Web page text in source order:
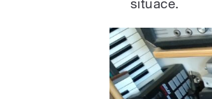
situace.